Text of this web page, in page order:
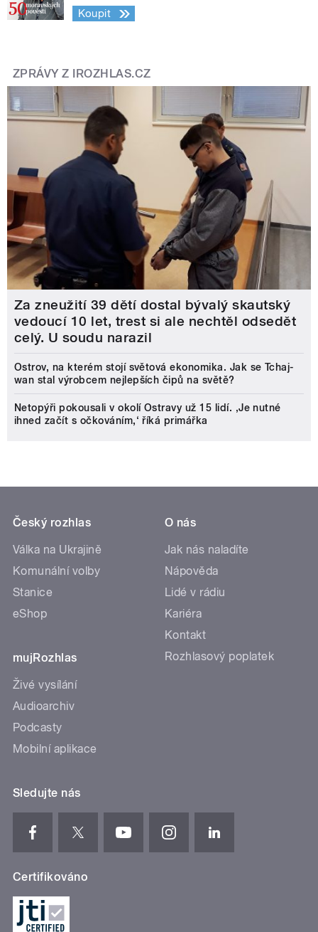
Koupit
ZPRÁVY Z IROZHLAS.CZ
Za zneužití 39 dětí dostal bývalý skautský
vedoucí 10 let, trest si ale nechtěl odsedět
celý. U soudu narazil
Ostrov, na kterém stojí světová ekonomika. Jak se Tchaj-
wan stal výrobcem nejlepších čipů na světě?
Netopýři pokousali v okolí Ostravy už 15 lidí. ‚Je nutné
ihned začít s očkováním,‘ říká primářka
Český rozhlas
Válka na Ukrajině
Komunální volby
Stanice
eShop
mujRozhlas
Živé vysílání
Audioarchiv
Podcasty
Mobilní aplikace
O nás
Jak nás naladíte
Nápověda
Lidé v rádiu
Kariéra
Kontakt
Rozhlasový poplatek
Sledujte nás
Certifikováno